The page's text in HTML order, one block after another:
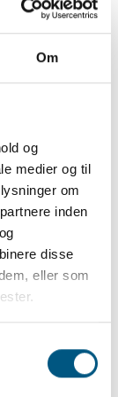
Om
og
medier og til
om
inden
disse
eller som
Dette
at tilbyde
patienter.
til
absolut
til
relevante
i løbet af
fra
og
Aarhus